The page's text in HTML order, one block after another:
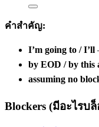
คำสำคัญ:
I’m going to / I’ll
by EOD / by this
assuming no
Blockers (มีอะไรบ